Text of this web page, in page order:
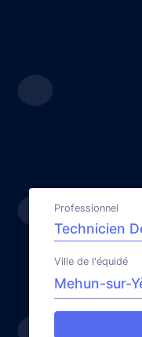
Professionnel
Ville de l'équidé